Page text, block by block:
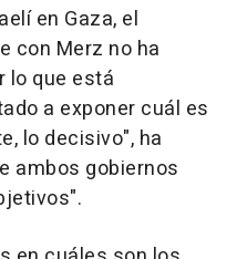
en Gaza, el
con Merz no ha
lo que está
a exponer cuál es
lo decisivo", ha
ambos gobiernos